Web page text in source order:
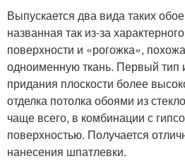
Выпускается два вида таких
названная так из-за
поверхности и «рогожка»,
одноименную ткань. Первый тип
придания плоскости более
отделка потолка обоями из
чаще всего, в комбинации с
поверхностью. Получается
нанесения шпатлевки.